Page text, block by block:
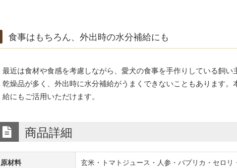
食事はもちろん、外出時の水分補給にも
最近は食材や食感を考慮しながら、愛犬の食事を手作りしている飼
乾燥品が多く、外出時に水分補給がうまくできないこともあります
給にもご活用いただけます。
商品詳細
原材料 玄米・トマトジュース・人参・パプリカ・セロリ